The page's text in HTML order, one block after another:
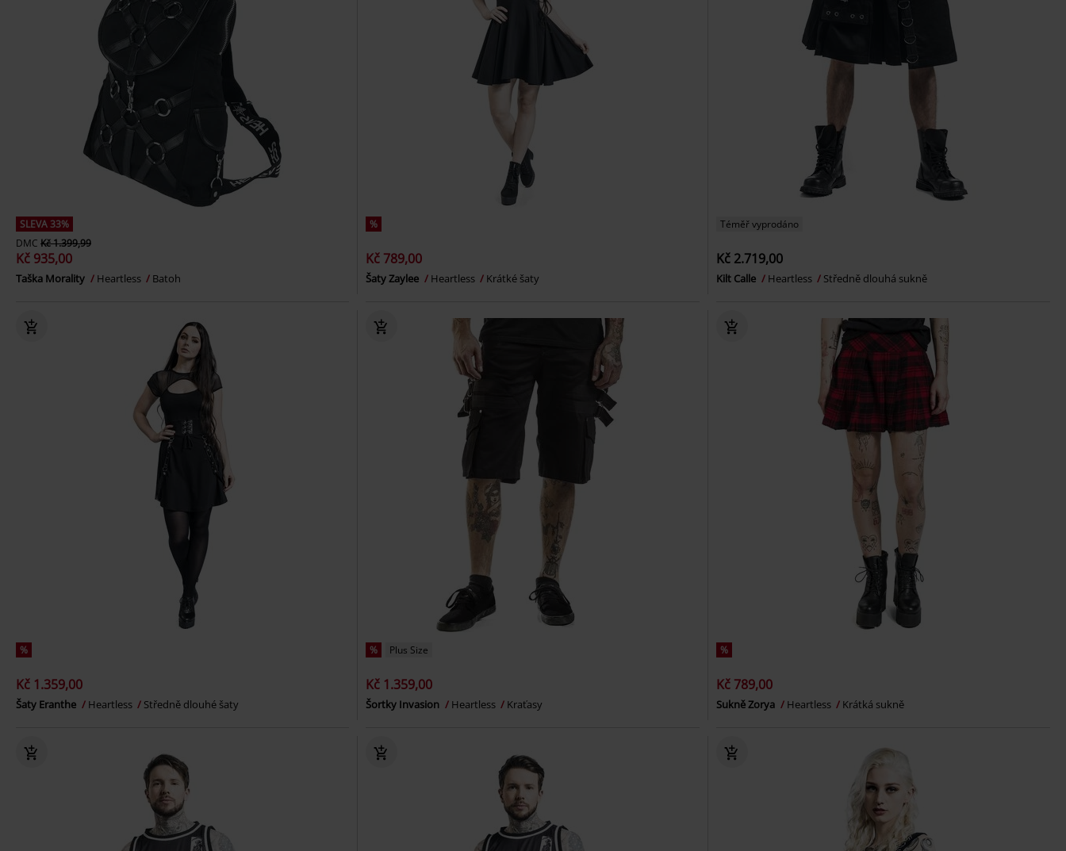
SLEVA 33%
DMC Kč 1.399,99
Kč 935,00
Taška Morality Heartless Batoh
%
Kč 789,00
Šaty Zaylee Heartless Krátké šaty
Téměř vyprodáno
Kč 2.719,00
Kilt Calle Heartless Středně dlouhá sukně
%
Kč 1.359,00
Šaty Eranthe Heartless Středně dlouhé šaty
% Plus Size
Kč 1.359,00
Šortky Invasion Heartless Kraťasy
%
Kč 789,00
Sukně Zorya Heartless Krátká sukně